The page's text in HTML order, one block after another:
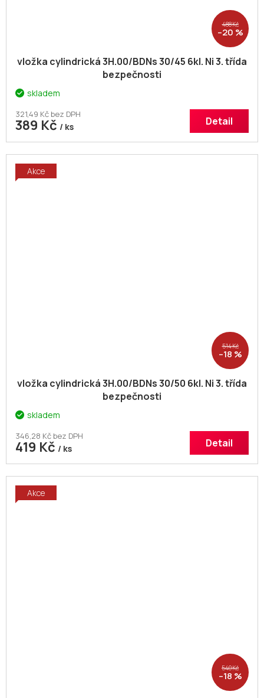
488 Kč
–20 %
vložka cylindrická 3H.00/BDNs 30/45 6kl. Ni 3. třída
bezpečnosti
skladem
321,49 Kč bez DPH
389 Kč / ks Detail
Akce
514 Kč
–18 %
vložka cylindrická 3H.00/BDNs 30/50 6kl. Ni 3. třída
bezpečnosti
skladem
346,28 Kč bez DPH
419 Kč / ks Detail
Akce
540 Kč
–18 %